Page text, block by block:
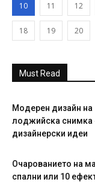
10 11 12
18 19 20
Must Read
Модерен дизайн на
лоджийска снимка
дизайнерски идеи
Очарованието на
спални или 10